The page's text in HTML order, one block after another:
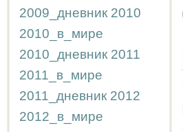
2009_дневник 2010
2010_в_мире
2010_дневник 2011
2011_в_мире
2011_дневник 2012
2012_в_мире